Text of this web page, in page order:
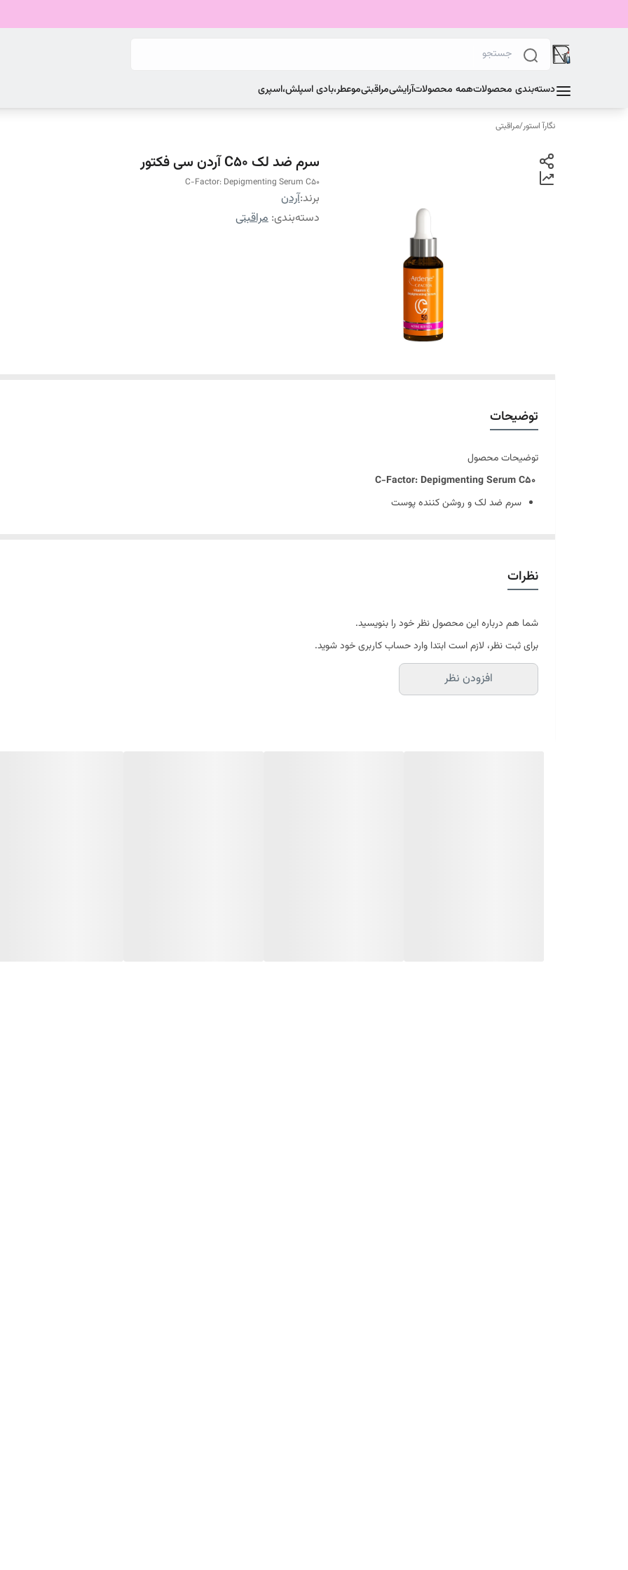
دسته‌بندی محصولاتهمه محصولاتآرایشیمراقبتیموعطر،بادی اسپلش،اسپری
نگارآ استور/مراقبتی
سرم ضد لک C50 آردن سی فکتور
C-Factor: Depigmenting Serum C50
برند:آردن
دسته‌بندی: مراقبتی
توضیحات
توضیحات محصول
سرم ضد لک و روشن کننده پوست
تامین رطوبت مورد نیاز پوست
افزایش شفافیت و درخشندگی پوست
مناسب انواع پوست
وزن خالص: 30 گرم
نظرات
شما هم درباره این محصول نظر خود را بنویسید.
برای ثبت نظر، لازم است ابتدا وارد حساب کاربری خود شوید.
افزودن نظر